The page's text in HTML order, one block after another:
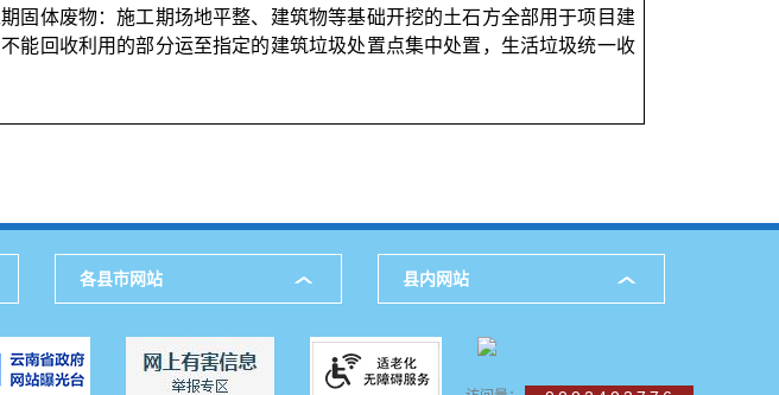
固体废物：施工期场地平整、建筑物等基础开挖的土石方全部用于项目建
能回收利用的部分运至指定的建筑垃圾处置点集中处置，生活垃圾统一收
各县市网站 县内网站